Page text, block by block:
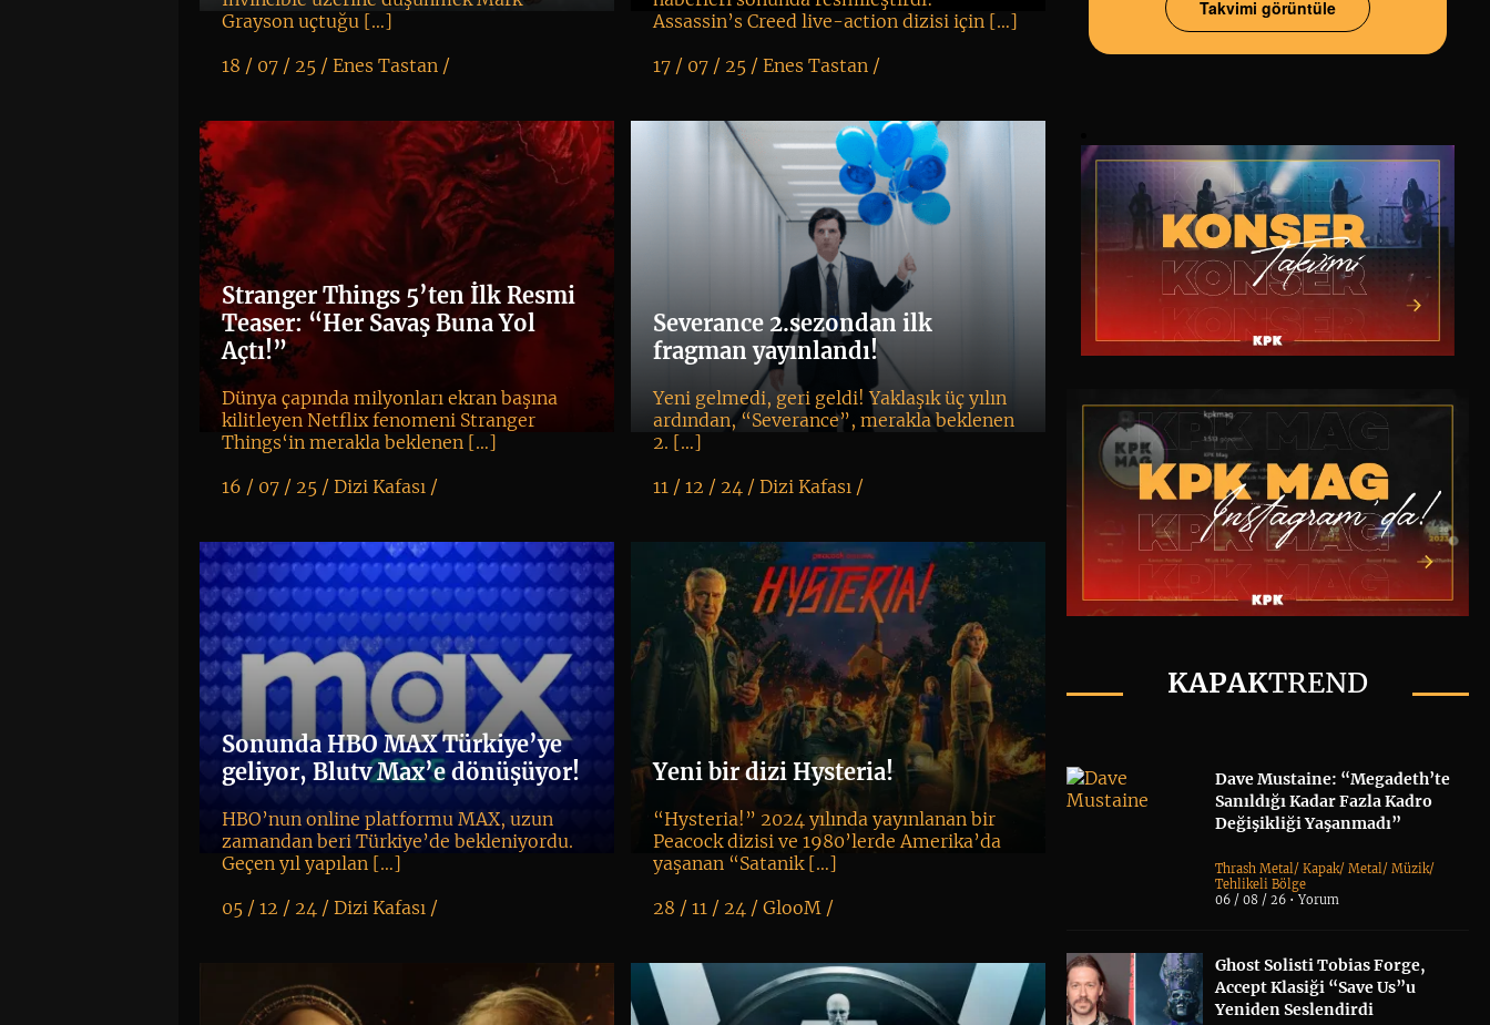
Grayson uçtuğu […]
18 / 07 / 25 /Enes Tastan /
Assassin’s Creed live-action dizisi için […]
17 / 07 / 25 /Enes Tastan /
Stranger Things 5’ten İlk Resmi
Teaser: “Her Savaş Buna Yol
Açtı!”
Dünya çapında milyonları ekran başına
kilitleyen Netflix fenomeni Stranger
Things‘in merakla beklenen […]
16 / 07 / 25 /Dizi Kafası /
Severance 2.sezondan ilk
fragman yayınlandı!
Yeni gelmedi, geri geldi! Yaklaşık üç yılın
ardından, “Severance”, merakla beklenen
2. […]
11 / 12 / 24 /Dizi Kafası /
Sonunda HBO MAX Türkiye’ye
geliyor, Blutv Max’e dönüşüyor!
HBO’nun online platformu MAX, uzun
zamandan beri Türkiye’de bekleniyordu.
Geçen yıl yapılan […]
05 / 12 / 24 /Dizi Kafası /
Yeni bir dizi Hysteria!
“Hysteria!” 2024 yılında yayınlanan bir
Peacock dizisi ve 1980’lerde Amerika’da
yaşanan “Satanik […]
28 / 11 / 24 /GlooM /
Takvimi görüntüle
KAPAKTREND
Dave Mustaine: “Megadeth’te
Sanıldığı Kadar Fazla Kadro
Değişikliği Yaşanmadı”
Thrash Metal/Kapak/Metal/Müzik/
Tehlikeli Bölge
06 / 08 / 26 •Yorum
Ghost Solisti Tobias Forge,
Accept Klasiği “Save Us”u
Yeniden Seslendirdi